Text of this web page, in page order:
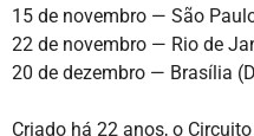
15 de novembro — São
22 de novembro — Rio de
20 de dezembro — Brasília
Criado há 22 anos, o